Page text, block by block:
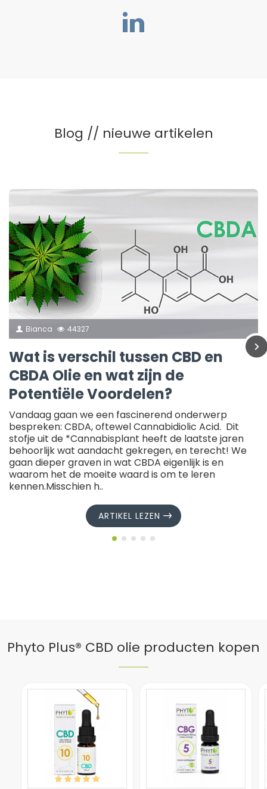
Blog // nieuwe artikelen
Bianca 44327
Wat is verschil tussen CBD en
CBDA Olie en wat zijn de
Potentiële Voordelen?
Vandaag gaan we een fascinerend onderwerp
bespreken: CBDA, oftewel Cannabidiolic Acid. Dit
stofje uit de *Cannabisplant heeft de laatste jaren
behoorlijk wat aandacht gekregen, en terecht! We
gaan dieper graven in wat CBDA eigenlijk is en
waarom het de moeite waard is om te leren
kennen.Misschien h..
ARTIKEL LEZEN
Phyto Plus® CBD olie producten kopen